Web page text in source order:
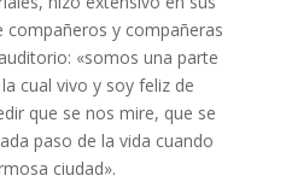
compañeros y compañeras
«somos una parte
cual vivo y soy feliz de
ir que se nos mire, que se
paso de la vida cuando
ciudad».